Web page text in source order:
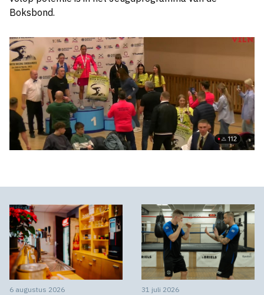
Boksbond.
6 augustus 2026 31 juli 2026